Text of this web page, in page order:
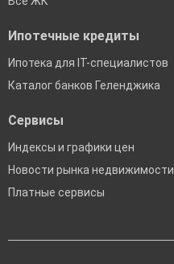
Ипотечные кредиты
Ипотека для IT-специалистов
Каталог банков Геленджика
Сервисы
Индексы и графики цен
Новости рынка недвижимости
Платные сервисы